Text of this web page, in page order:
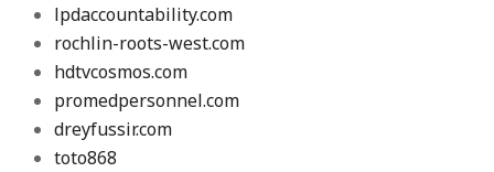
lpdaccountability.com
rochlin-roots-west.com
hdtvcosmos.com
promedpersonnel.com
dreyfussir.com
toto868